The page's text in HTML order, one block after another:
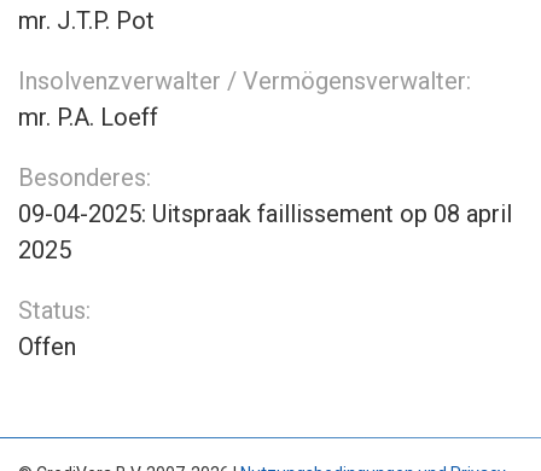
mr. J.T.P. Pot
Insolvenzverwalter / Vermögensverwalter:
mr. P.A. Loeff
Besonderes:
09-04-2025: Uitspraak faillissement op 08 april
2025
Status:
Offen